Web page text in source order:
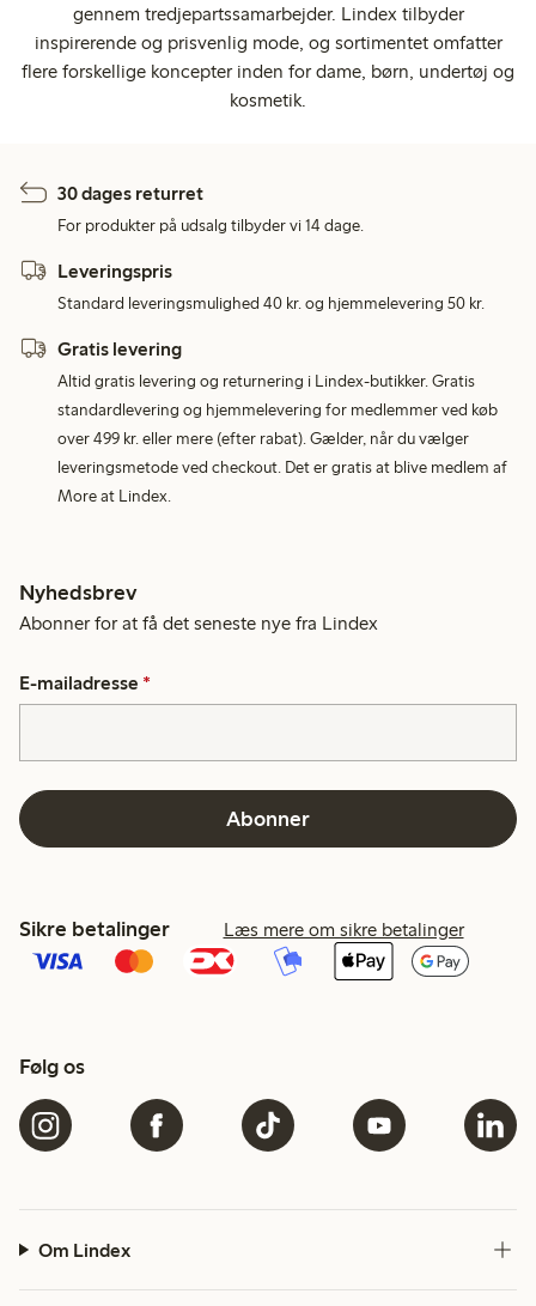
gennem tredjepartssamarbejder. Lindex tilbyder
inspirerende og prisvenlig mode, og sortimentet omfatter
flere forskellige koncepter inden for dame, børn, undertøj og
kosmetik.
30 dages returret
For produkter på udsalg tilbyder vi 14 dage.
Leveringspris
Standard leveringsmulighed 40 kr. og hjemmelevering 50 kr.
Gratis levering
Altid gratis levering og returnering i Lindex-butikker. Gratis
standardlevering og hjemmelevering for medlemmer ved køb
over 499 kr. eller mere (efter rabat). Gælder, når du vælger
leveringsmetode ved checkout. Det er gratis at blive medlem af
More at Lindex.
Nyhedsbrev
Abonner for at få det seneste nye fra Lindex
E-mailadresse *
Abonner
Sikre betalinger Læs mere om sikre betalinger
Følg os
Om Lindex